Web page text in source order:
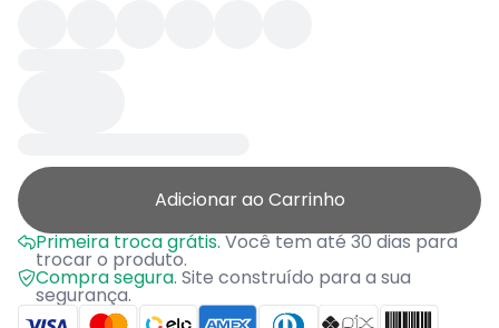
Adicionar ao Carrinho
Primeira troca grátis.Você tem até 30 dias para
trocar o produto.
Compra segura. Site construído para a sua
segurança.